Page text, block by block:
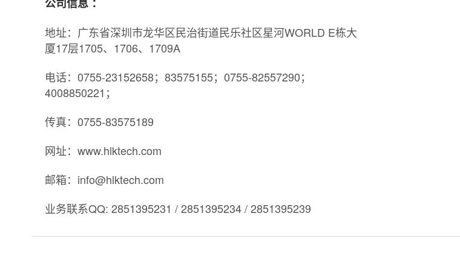
地址：广东省深圳市龙华区民治街道民乐社区星河WORLD E栋大
厦17层1705、1706、1709A
电话：0755-23152658；83575155；0755-82557290；
4008850221；
传真：0755-83575189
网址：www.hlktech.com
邮箱：info@hlktech.com
业务联系QQ: 2851395231 / 2851395234 / 2851395239